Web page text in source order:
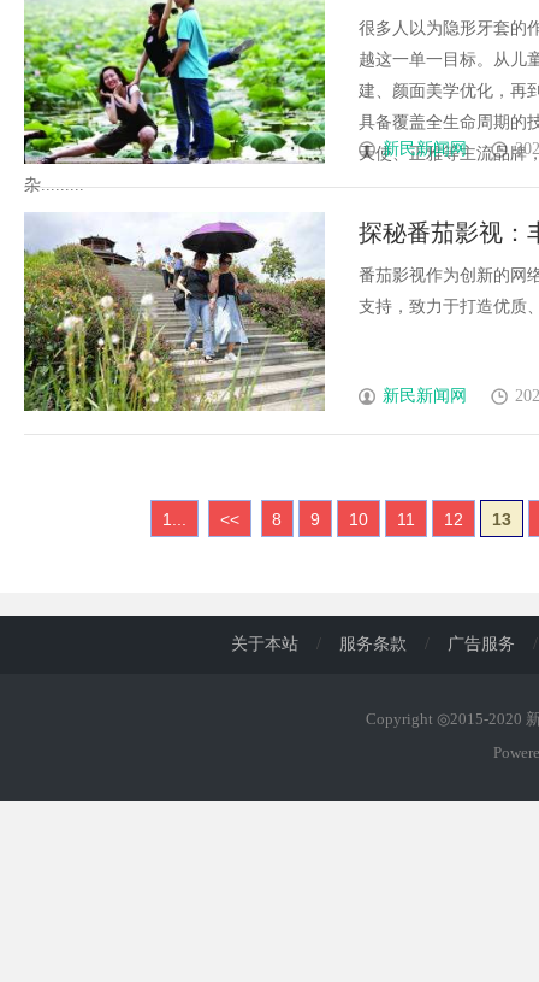
很多人以为隐形牙套的
越这一单一目标。从儿
建、颜面美学优化，再
具备覆盖全生命周期的
天使、正雅等主流品牌
杂.........
新民新闻网
探秘番茄影视：
番茄影视作为创新的网
支持，致力于打造优质
新民新闻网
1... << 8 9 10 11 12 13
关于本站 / 服务条款 / 广告服务 /
Copyright ◎2015-2020